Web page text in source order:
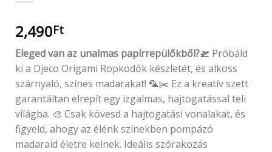
2,490Ft
Eleged van az unalmas papírrepülőkből?🛫 Próbáld
ki a Djeco Origami Röpködők készletét, és alkoss
szárnyaló, színes madarakat! 🦜✂️ Ez a kreatív szett
garantáltan elrepít egy izgalmas, hajtogatással teli
világba. 🎨 Csak kövesd a hajtogatási vonalakat, és
figyeld, ahogy az élénk színekben pompázó
madaraid életre kelnek. Ideális szórakozás